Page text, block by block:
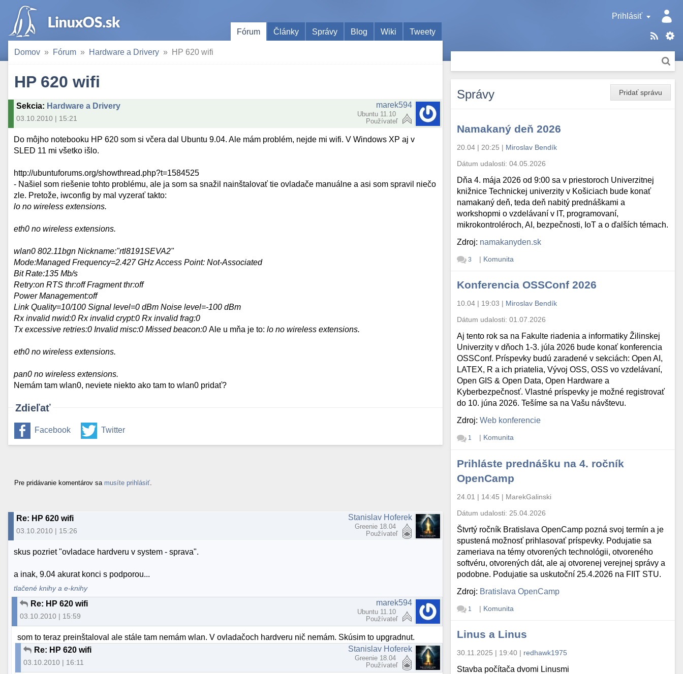
Prihlásiť
Fórum
Články Správy Blog Wiki Tweety
Domov Fórum Hardware a Drivery HP 620 wifi
HP 620 wifi
Sekcia: Hardware a Drivery
03.10.2010 | 15:21
marek594
Ubuntu 11.10
Používateľ
Do môjho notebooku HP 620 som si včera dal Ubuntu 9.04. Ale mám problém, nejde mi wifi. V Windows XP aj v
SLED 11 mi všetko išlo.
http://ubuntuforums.org/showthread.php?t=1584525
- Našiel som riešenie tohto problému, ale ja som sa snažil nainštalovať tie ovladače manuálne a asi som spravil niečo
zle. Pretože, iwconfig by mal vyzerať takto:
lo no wireless extensions.
eth0 no wireless extensions.
wlan0 802.11bgn Nickname:"rtl8191SEVA2"
Mode:Managed Frequency=2.427 GHz Access Point: Not-Associated
Bit Rate:135 Mb/s
Retry:on RTS thr:off Fragment thr:off
Power Management:off
Link Quality=10/100 Signal level=0 dBm Noise level=-100 dBm
Rx invalid nwid:0 Rx invalid crypt:0 Rx invalid frag:0
Tx excessive retries:0 Invalid misc:0 Missed beacon:0Ale u mňa je to:lo no wireless extensions.
eth0 no wireless extensions.
pan0 no wireless extensions.
Nemám tam wlan0, neviete niekto ako tam to wlan0 pridať?
Zdieľať
Facebook Twitter
Pre pridávanie komentárov sa musíte prihlásiť
Re: HP 620 wifi
03.10.2010 | 15:26
Stanislav Hoferek
Greenie 18.04
Používateľ
skus pozriet "ovladace hardveru v system - sprava".
a inak, 9.04 akurat konci s podporou...
tlačené knihy a e-knihy
Re: HP 620 wifi
03.10.2010 | 15:59
marek594
Ubuntu 11.10
Používateľ
som to teraz preinštaloval ale stále tam nemám wlan. V ovladačoch hardveru nič nemám. Skúsim to upgradnut.
Re: HP 620 wifi
03.10.2010 | 16:11
Stanislav Hoferek
Greenie 18.04
Používateľ
Pridať správu
Správy
Namakaný deň 2026
20.04 | 20:25 | Miroslav Bendík
Dátum udalosti:04.05.2026
Dňa 4. mája 2026 od 9:00 sa v priestoroch Univerzitnej
knižnice Technickej univerzity v Košiciach bude konať
namakaný deň, teda deň nabitý prednáškami a
workshopmi o vzdelávaní v IT, programovaní,
mikrokontroléroch, AI, bezpečnosti, IoT a o ďalších témach.
Zdroj: namakanyden.sk
3 | Komunita
Konferencia OSSConf 2026
10.04 | 19:03 | Miroslav Bendík
Dátum udalosti:01.07.2026
Aj tento rok sa na Fakulte riadenia a informatiky Žilinskej
Univerzity v dňoch 1-3. júla 2026 bude konať konferencia
OSSConf. Príspevky budú zaradené v sekciách: Open AI,
LATEX, R a ich priatelia, Vývoj OSS, OSS vo vzdelávaní,
Open GIS & Open Data, Open Hardware a
Kyberbezpečnosť. Vlastné príspevky je možné registrovať
do 10. júna 2026. Tešíme sa na Vašu návštevu.
Zdroj:Web konferencie
1 | Komunita
Prihláste prednášku na 4. ročník
OpenCamp
24.01 | 14:45 | MarekGalinski
Dátum udalosti: 25.04.2026
Štvrtý ročník Bratislava OpenCamp pozná svoj termín a je
spustená možnosť prihlasovať príspevky. Podujatie sa
zameriava na témy otvorených technológii, otvoreného
softvéru, otvorených dát, ale aj otvorenej verejnej správy a
podobne. Podujatie sa uskutoční 25.4.2026 na FIIT STU.
Zdroj: Bratislava OpenCamp
1 | Komunita
Linus a Linus
30.11.2025 | 19:40 | redhawk1975
Stavba počítača dvomi Linusmi